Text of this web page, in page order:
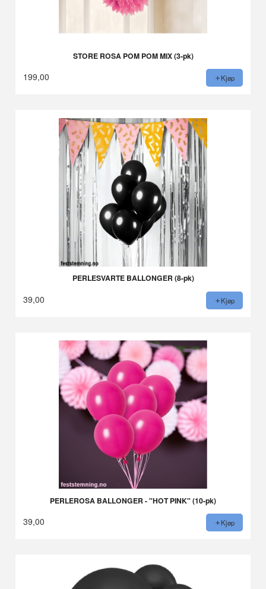
STORE ROSA POM POM MIX (3-pk)
199,00 Kjøp
PERLESVARTE BALLONGER (8-pk)
39,00 Kjøp
PERLEROSA BALLONGER - "HOT PINK" (10-pk)
39,00 Kjøp